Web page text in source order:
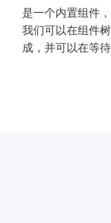
是一个内置组件
我们可以在组件
成，并可以在等